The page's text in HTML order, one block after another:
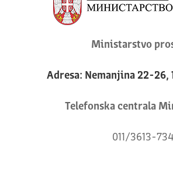
Ministarstvo
Adresa: Nemanjina 22-26,
Telefonska centrala
011/3613-734